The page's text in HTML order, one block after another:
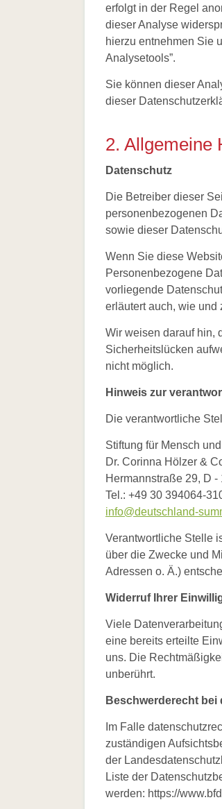
erfolgt in der Regel
dieser Analyse
hierzu entnehmen Sie
Analysetools”.
Sie können dieser
dieser
2. Allgemeine
Datenschutz
Die Betreiber dieser
personenbezogenen
sowie dieser
Wenn Sie diese
Personenbezogene
vorliegende
erläutert auch, wie und
Wir weisen darauf hin,
Sicherheitslücken
nicht möglich.
Hinweis zur
Die verantwortliche
Stiftung für Mensch
Dr. Corinna Hölzer &
Hermannstraße 29, D -
Tel.: +49 30 394064-
info@deutschland-
Verantwortliche Stelle
über die Zwecke und
Adressen o. Ä.)
Widerruf Ihrer
Viele
eine bereits erteilte
uns. Die
unberührt.
Beschwerderecht
Im Falle
zuständigen
der
Liste der
werden: https://